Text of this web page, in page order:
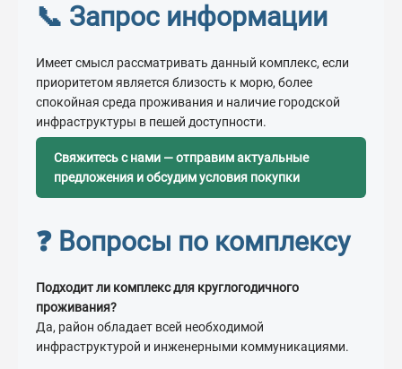
📞 Запрос информации
Имеет смысл рассматривать данный комплекс, если
приоритетом является близость к морю, более
спокойная среда проживания и наличие городской
инфраструктуры в пешей доступности.
Свяжитесь с нами — отправим актуальные
предложения и обсудим условия покупки
❓ Вопросы по комплексу
Подходит ли комплекс для круглогодичного
проживания?
Да, район обладает всей необходимой
инфраструктурой и инженерными коммуникациями.